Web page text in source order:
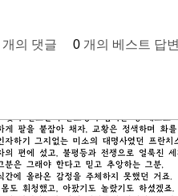
개의 댓글 0 개의 베스트 답변